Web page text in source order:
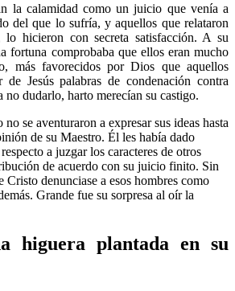
la calamidad como un juicio que venía a
del que lo sufría, y aquellos que relataron
lo hicieron con secreta satisfacción. A su
fortuna comprobaba que ellos eran mucho
más favorecidos por Dios que aquellos
de Jesús palabras de condenación contra
no dudarlo, harto merecían su castigo.
se aventuraron a expresar sus ideas hasta
de su Maestro. Él les había dado
a juzgar los caracteres de otros
de acuerdo con su juicio finito. Sin
Cristo denunciase a esos hombres como
Grande fue su sorpresa al oír la
higuera plantada en su